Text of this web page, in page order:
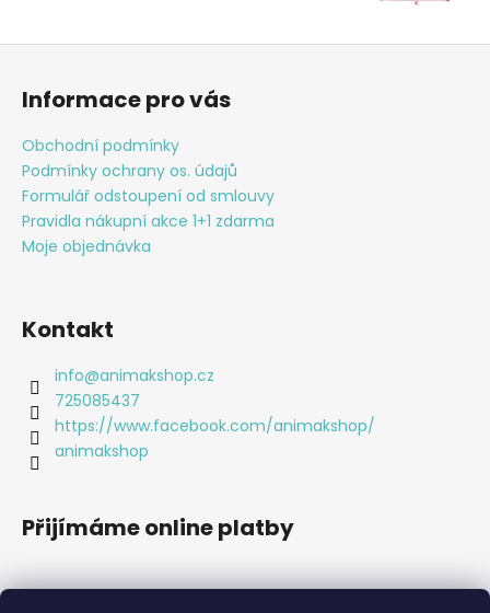
Informace pro vás
Obchodní podmínky
Podmínky ochrany os. údajů
Formulář odstoupení od smlouvy
Pravidla nákupní akce 1+1 zdarma
Moje objednávka
Kontakt
info@animakshop.cz
725085437
https://www.facebook.com/animakshop/
animakshop
Přijímáme online platby